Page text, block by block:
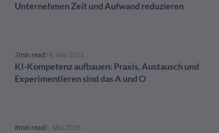
Unternehmen Zeit und Aufwand reduzieren
7min read18. Mai 2026
KI-Kompetenz aufbauen: Praxis, Austausch und
Experimentieren sind das A und O
8min read6. Mai 2026